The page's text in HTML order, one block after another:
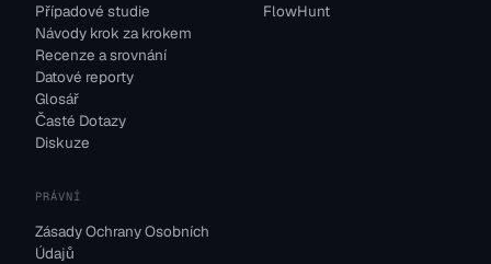
Případové studie
Návody krok za krokem
Recenze a srovnání
Datové reporty
Glosář
Časté Dotazy
Diskuze
FlowHunt
PRÁVNÍ
Zásady Ochrany Osobních
Údajů